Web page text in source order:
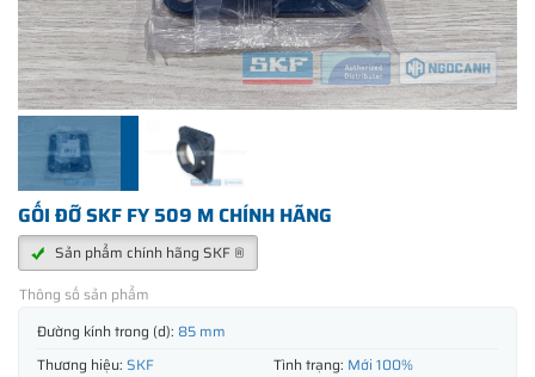
GỐI ĐỠ SKF FY 509 M CHÍNH HÃNG
Sản phẩm chính hãng SKF ®
Thông số sản phẩm
Đường kính trong (d): 85 mm
Thương hiệu: SKF Tình trạng: Mới 100%